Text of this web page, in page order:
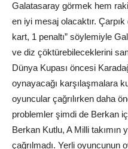
Galatasaray görmek hem
en iyi mesaj olacaktır. Çarpık
kart, 1 penaltı” söylemiyle
ve diz çöktürebileceklerini
Dünya Kupası öncesi
oynayacağı karşılaşmalara
oyuncular çağrılırken daha
problemler şimdi de Berkan
Berkan Kutlu, A Milli takımın
çağrılmadı. Yerli oyuncunun